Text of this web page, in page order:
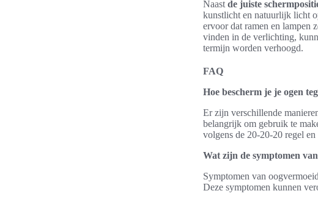
Naast de juiste
kunstlicht en natuurlijk licht
ervoor dat ramen en lampen
vinden in de verlichting,
termijn worden verhoogd.
FAQ
Hoe bescherm je je ogen
Er zijn verschillende
belangrijk om gebruik te
volgens de 20-20-20 regel
Wat zijn de symptomen
Symptomen van
Deze symptomen kunnen